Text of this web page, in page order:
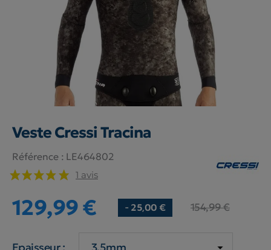
Veste Cressi Tracina
Référence : LE464802
1 avis
129,99 € - 25,00 € 154,99 €